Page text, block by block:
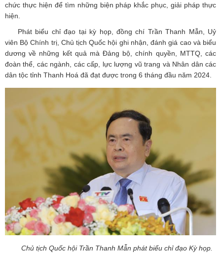
chức thực hiện để tìm những biện pháp khắc phục, giải pháp thực
hiện.
Phát biểu chỉ đạo tại kỳ họp, đồng chí Trần Thanh Mẫn, Uỷ
viên Bộ Chính trị, Chủ tịch Quốc hội ghi nhận, đánh giá cao và biểu
dương về những kết quả mà Đảng bộ, chính quyền, MTTQ, các
đoàn thể, các ngành, các cấp, lực lượng vũ trang và Nhân dân các
dân tộc tỉnh Thanh Hoá đã đạt được trong 6 tháng đầu năm 2024.
Chủ tịch Quốc hội Trần Thanh Mẫn phát biểu chỉ đạo Kỳ họp.